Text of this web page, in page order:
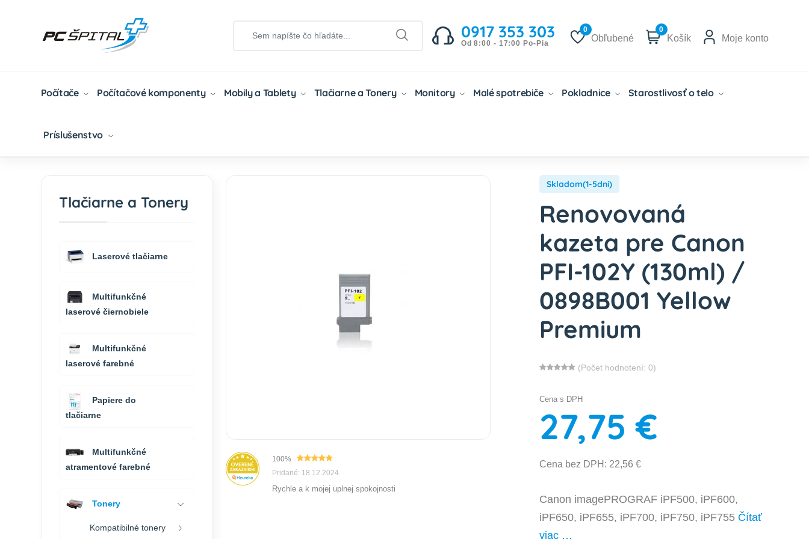
0917 353 303
Od 8:00 - 17:00 Po-Pia
0
Obľubené
0
Košík Moje konto
Počítače Počítačové komponenty Mobily a Tablety Tlačiarne a Tonery Monitory Malé spotrebiče Pokladnice Starostlivosť o telo
Príslušenstvo
Domov Tlačiarne A Tonery
100%
Pridané: 18.12.2024
Rychle a k mojej uplnej spokojnosti
Skladom(1-5dni)
Renovovaná
kazeta pre Canon
PFI-102Y (130ml) /
0898B001 Yellow
Premium
(Počet hodnotení: 0)
Cena s DPH
27,75 €
Cena bez DPH: 22,56 €
Canon imagePROGRAF iPF500, iPF600,
iPF650, iPF655, iPF700, iPF750, iPF755 Čítať
viac …
Tlačiarne a Tonery
Laserové tlačiarne
Multifunkčné
laserové čiernobiele
Multifunkčné
laserové farebné
Papiere do
tlačiarne
Multifunkčné
atramentové farebné
Tonery
Kompatibilné tonery